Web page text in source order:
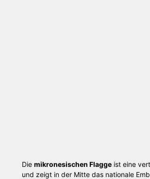
Die mikronesischen Flaggeist eine
und zeigt in der Mitte das nationale